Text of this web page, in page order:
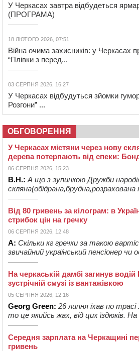
У Черкасах завтра відбудеться
(ПРОГРАМА)
18 ЛЮТОГО 2026, 07:51
Війна очима захисників: у Черкасах
“Плівки з перед...
03 СЕРПНЯ 2026, 16:27
У Черкасах відбудуться зйомки
Розгони” ...
ОБГОВОРЕННЯ
У Черкасах містяни через нову
дерева потерпають від спеки:
06 СЕРПНЯ 2026, 15:23
В.Н.: А що з зупинкою Дружби
Від 80 гривень за кілограм: в
стрибок цін на гречку
06 СЕРПНЯ 2026, 12:48
А: Скільки кг гречки за такою
звичайний український пенсіонер чи
На черкаській дамбі загинув
зустрічній смузі із вантажівкою
05 СЕРПНЯ 2026, 12:16
Georg Green: 26 липня їхав по
то це якийсь жах, від цих їздюків. На
Середня зарплата на Черкащині
гривень